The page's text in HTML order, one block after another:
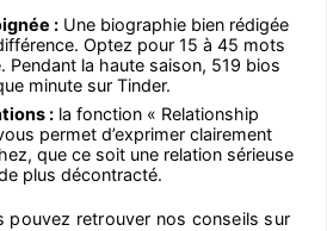
: Une biographie bien rédigée
Optez pour 15 à 45 mots
Pendant la haute saison, 519 bios
minute sur Tinder.
: la fonction « Relationship
permet d’exprimer clairement
que ce soit une relation sérieuse
plus décontracté.
pouvez retrouver nos conseils sur